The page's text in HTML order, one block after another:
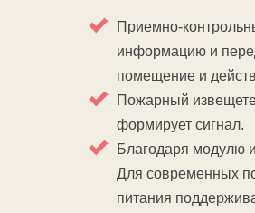
Приемно-
информацию и
помещение и
Пожарный
формирует сигнал.
Благодаря модулю
Для современных
питания